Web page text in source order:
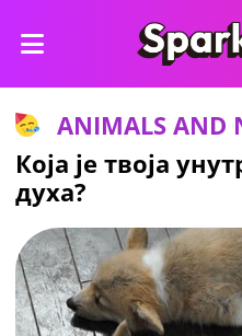
ANIMALS AND
Која је твоја
духа?